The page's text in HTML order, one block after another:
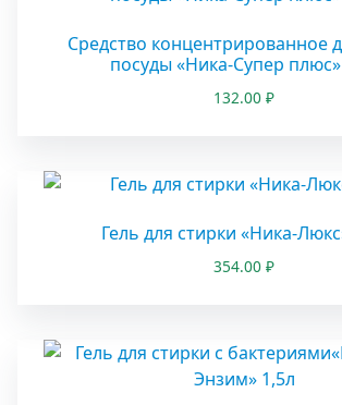
Средство концентрированное
посуды «Ника-Супер
132.00 ₽
Гель для стирки «Ника-
354.00 ₽